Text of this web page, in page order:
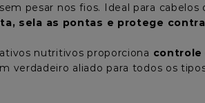
pesar nos fios. Ideal para
sela as pontas e protege
nutritivos proporciona
verdadeiro aliado para todos os